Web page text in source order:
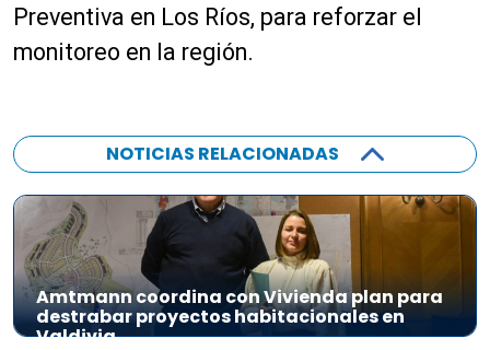
Preventiva en Los Ríos, para reforzar el
monitoreo en la región.
NOTICIAS RELACIONADAS
Amtmann coordina con Vivienda plan para
destrabar proyectos habitacionales en
Valdivia